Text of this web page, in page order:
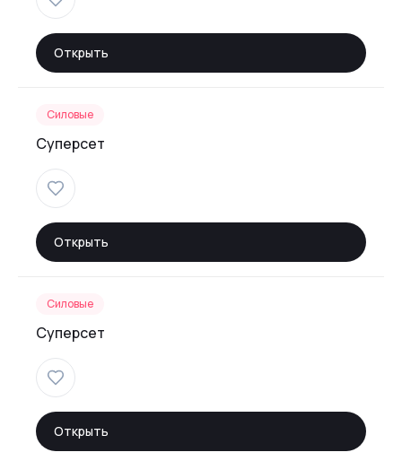
Открыть
Силовые
Суперсет
Открыть
Силовые
Суперсет
Открыть